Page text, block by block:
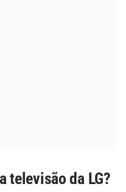
televisão da LG?